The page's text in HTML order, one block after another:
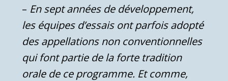
– En sept années de développement,
les équipes d’essais ont parfois adopté
des appellations non conventionnelles
qui font partie de la forte tradition
orale de ce programme. Et comme,